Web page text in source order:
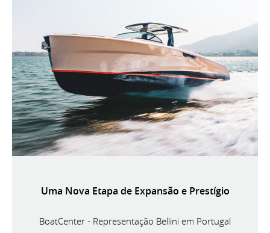
Uma Nova Etapa de Expansão e Prestígio
BoatCenter - Representação Bellini em Portugal